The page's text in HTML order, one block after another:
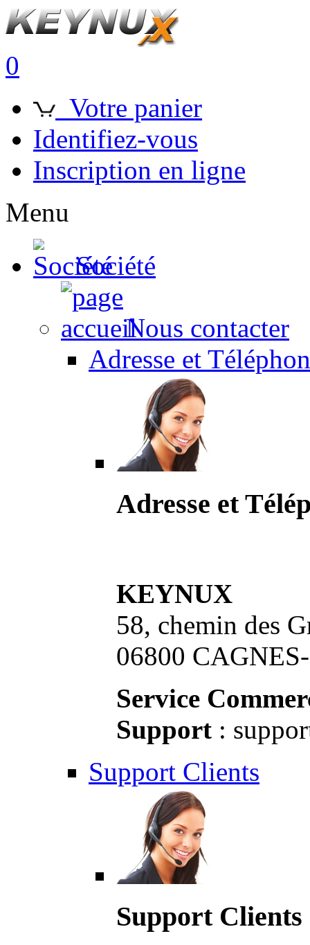
0
Votre panier
Identifiez-vous
Inscription en ligne
Menu
Société
Nous contacter
Adresse et
Adresse et
KEYNUX
58, chemin des
06800
Service
Support :
Support Clients
Support Clients